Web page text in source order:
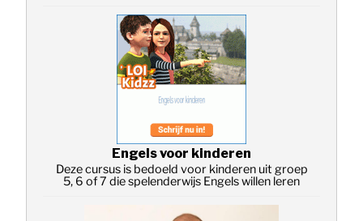
Engels voor kinderen
Deze cursus is bedoeld voor kinderen uit groep
5, 6 of 7 die spelenderwijs Engels willen leren